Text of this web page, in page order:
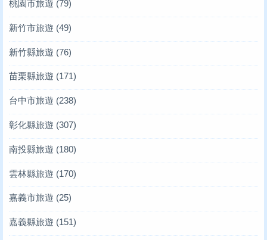
桃園市旅遊 (79)
新竹市旅遊 (49)
新竹縣旅遊 (76)
苗栗縣旅遊 (171)
台中市旅遊 (238)
彰化縣旅遊 (307)
南投縣旅遊 (180)
雲林縣旅遊 (170)
嘉義市旅遊 (25)
嘉義縣旅遊 (151)